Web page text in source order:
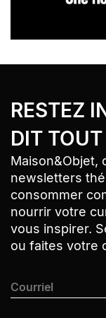
› Retour au menu
› Retour haut de
RESTEZ
DIT TOUT
Maison&Objet,
newsletters
consommer
nourrir votre
vous inspirer.
ou faites votre